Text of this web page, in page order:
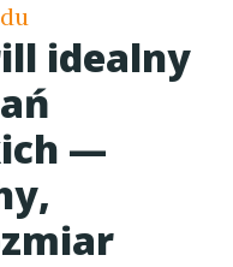
idealny
—